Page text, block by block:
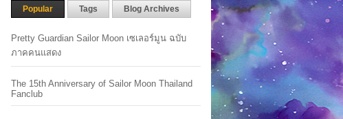
Popular Tags Blog Archives
Pretty Guardian Sailor Moon เซเลอร์มูน ฉบับ
ภาคคนแสดง
The 15th Anniversary of Sailor Moon Thailand
Fanclub